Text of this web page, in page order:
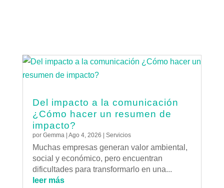
Del impacto a la comunicación
¿Cómo hacer un resumen de
impacto?
por Gemma| Ago 4, 2026 Servicios
Muchas empresas generan valor ambiental,
social y económico, pero encuentran
dificultades para transformarlo en una...
leer más